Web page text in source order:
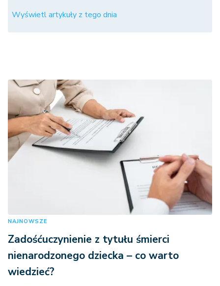
Wyświetl artykuły z tego dnia
NAJNOWSZE
Zadośćuczynienie z tytułu śmierci
nienarodzonego dziecka – co warto
wiedzieć?